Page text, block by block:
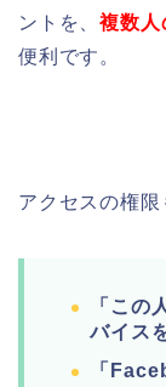
ントを、複数人
便利です。
アクセスの権限
「この
バイス
「